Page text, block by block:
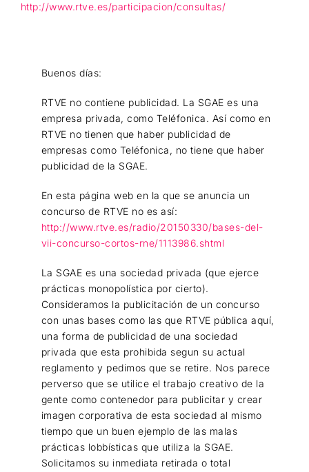
http://www.rtve.es/participacion/consultas/
Buenos días:
RTVE no contiene publicidad. La SGAE es una
empresa privada, como Teléfonica. Así como en
RTVE no tienen que haber publicidad de
empresas como Teléfonica, no tiene que haber
publicidad de la SGAE.
En esta página web en la que se anuncia un
concurso de RTVE no es así:
http://www.rtve.es/radio/20150330/bases-del-
vii-concurso-cortos-rne/1113986.shtml
La SGAE es una sociedad privada (que ejerce
prácticas monopolística por cierto).
Consideramos la publicitación de un concurso
con unas bases como las que RTVE pública aquí,
una forma de publicidad de una sociedad
privada que esta prohibida segun su actual
reglamento y pedimos que se retire. Nos parece
perverso que se utilice el trabajo creativo de la
gente como contenedor para publicitar y crear
imagen corporativa de esta sociedad al mismo
tiempo que un buen ejemplo de las malas
prácticas lobbísticas que utiliza la SGAE.
Solicitamos su inmediata retirada o total